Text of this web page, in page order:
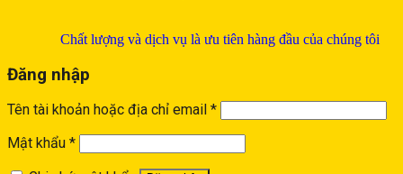
Chất lượng và dịch vụ là ưu tiên hàng đầu của chúng tôi
Đăng nhập
Tên tài khoản hoặc địa chỉ email *
Mật khẩu *